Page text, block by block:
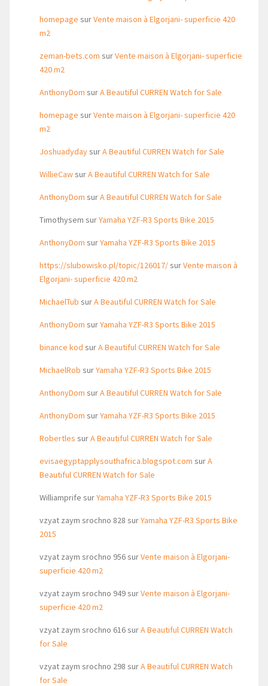
homepage surVente maison à Elgorjani- superficie 420
m2
zeman-bets.com surVente maison à Elgorjani- superficie
420 m2
AnthonyDom surA Beautiful CURREN Watch for Sale
homepage surVente maison à Elgorjani- superficie 420
m2
JoshuadydaysurA Beautiful CURREN Watch for Sale
WillieCawsurA Beautiful CURREN Watch for Sale
AnthonyDom surA Beautiful CURREN Watch for Sale
Timothysem surYamaha YZF-R3 Sports Bike 2015
AnthonyDom surYamaha YZF-R3 Sports Bike 2015
https://slubowisko.pl/topic/126017/surVente maison à
Elgorjani- superficie 420 m2
MichaelTub surA Beautiful CURREN Watch for Sale
AnthonyDom surYamaha YZF-R3 Sports Bike 2015
binance kod surA Beautiful CURREN Watch for Sale
MichaelRob surYamaha YZF-R3 Sports Bike 2015
AnthonyDom surA Beautiful CURREN Watch for Sale
AnthonyDom surYamaha YZF-R3 Sports Bike 2015
Robertles surA Beautiful CURREN Watch for Sale
evisaegyptapplysouthafrica.blogspot.com surA
Beautiful CURREN Watch for Sale
Williamprife surYamaha YZF-R3 Sports Bike 2015
vzyat zaym srochno 828 surYamaha YZF-R3 Sports Bike
2015
vzyat zaym srochno 956surVente maison à Elgorjani-
superficie 420 m2
vzyat zaym srochno 949surVente maison à Elgorjani-
superficie 420 m2
vzyat zaym srochno 616surA Beautiful CURREN Watch
for Sale
vzyat zaym srochno 298 surA Beautiful CURREN Watch
for Sale